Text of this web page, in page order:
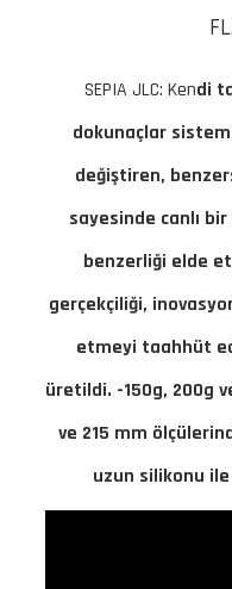
SEPIA JLC: Kendi
dokunaçlar
değiştiren,
sayesinde canlı bir
benzerliği elde
gerçekçiliği,
etmeyi taahhüt
üretildi. -150g, 200g
ve 215 mm
uzun silikonu